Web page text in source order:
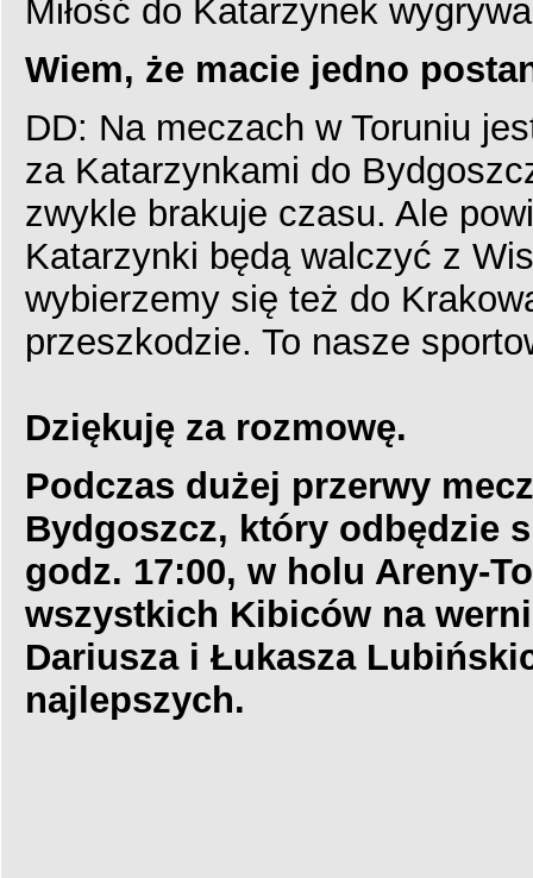
Miłość do Katarzynek
Wiem, że macie jedno
DD: Na meczach w Toruniu
za Katarzynkami do
zwykle brakuje czasu. Ale
Katarzynki będą walczyć z
wybierzemy się też do
przeszkodzie. To nasze
Dziękuję za rozmowę.
Podczas dużej przerwy
Bydgoszcz, który odbędzie
godz. 17:00, w holu Areny-
wszystkich Kibiców na
Dariusza i Łukasza
najlepszych.